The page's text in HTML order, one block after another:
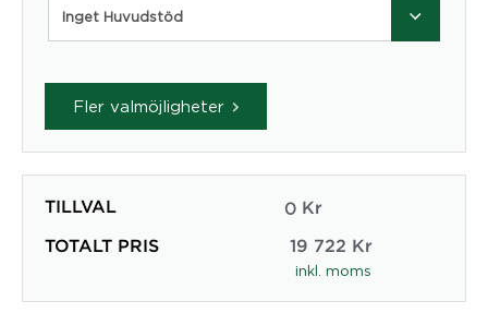
Inget Huvudstöd
Fler valmöjligheter
TILLVAL 0 Kr
TOTALT PRIS 19 722 Kr
inkl. moms